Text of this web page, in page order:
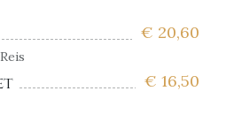
€ 20,60
€ 16,50